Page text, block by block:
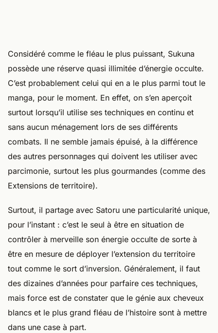
Considéré comme le fléau le plus puissant, Sukuna
possède une réserve quasi illimitée d’énergie occulte.
C’est probablement celui qui en a le plus parmi tout le
manga, pour le moment. En effet, on s’en aperçoit
surtout lorsqu’il utilise ses techniques en continu et
sans aucun ménagement lors de ses différents
combats. Il ne semble jamais épuisé, à la différence
des autres personnages qui doivent les utiliser avec
parcimonie, surtout les plus gourmandes (comme des
Extensions de territoire).
Surtout, il partage avec Satoru une particularité unique,
pour l’instant : c’est le seul à être en situation de
contrôler à merveille son énergie occulte de sorte à
être en mesure de déployer l’extension du territoire
tout comme le sort d’inversion. Généralement, il faut
des dizaines d’années pour parfaire ces techniques,
mais force est de constater que le génie aux cheveux
blancs et le plus grand fléau de l’histoire sont à mettre
dans une case à part.